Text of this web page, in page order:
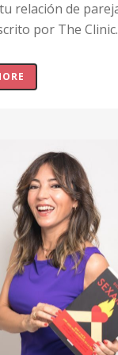
relación de
por The